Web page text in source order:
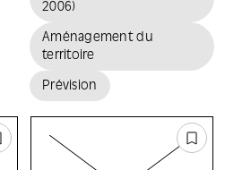
2006)
Aménagement du
territoire
Prévision